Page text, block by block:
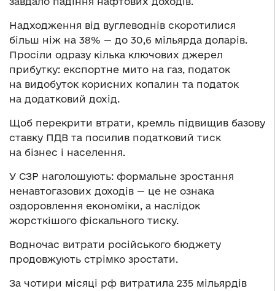
Надходження від вуглеводнів скоротилися
більш ніж на 38% — до 30,6 мільярда доларів.
Просіли одразу кілька ключових джерел
прибутку: експортне мито на газ, податок
на видобуток корисних копалин та податок
на додатковий дохід.
Щоб перекрити втрати, кремль підвищив базову
ставку ПДВ та посилив податковий тиск
на бізнес і населення.
У СЗР наголошують: формальне зростання
ненавтогазових доходів — це не ознака
оздоровлення економіки, а наслідок
жорсткішого фіскального тиску.
Водночас витрати російського бюджету
продовжують стрімко зростати.
За чотири місяці рф витратила 235 мільярдів